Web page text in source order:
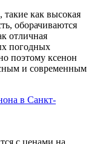
как высокая
оборачиваются
отличная
погодных
поэтому ксенон
и современным
в Санкт-